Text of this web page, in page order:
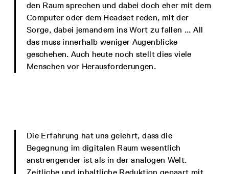
den Raum sprechen und dabei doch eher mit dem
Computer oder dem Headset reden, mit der
Sorge, dabei jemandem ins Wort zu fallen ... All
das muss innerhalb weniger Augenblicke
geschehen. Auch heute noch stellt dies viele
Menschen vor Herausforderungen.
Die Erfahrung hat uns gelehrt, dass die
Begegnung im digitalen Raum wesentlich
anstrengender ist als in der analogen Welt.